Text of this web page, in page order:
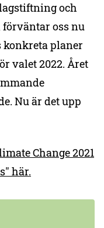
och
oss nu
konkreta planer
valet 2022. Året
Nu är det upp
Change 2021
här.